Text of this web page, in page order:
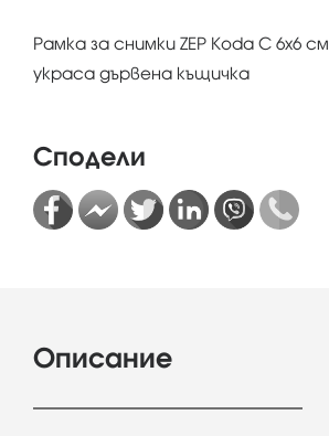
Рамка за снимки ZEP Koda C 6x6
украса дървена къщичка
Сподели
Описание